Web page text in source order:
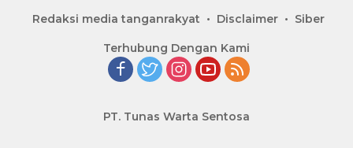
Redaksi media tanganrakyat Disclaimer Siber
Terhubung Dengan Kami
PT. Tunas Warta Sentosa